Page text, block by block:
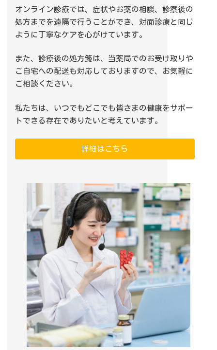
オンライン診療では、症状やお薬の相談、診察後の
処方までを遠隔で行うことができ、対面診療と同じ
ように丁寧なケアを心がけています。
また、診療後の処方箋は、当薬局でのお受け取りや
ご自宅への配送も対応しておりますので、お気軽に
ご相談ください。
私たちは、いつでもどこでも皆さまの健康をサポー
トできる存在でありたいと考えています。
詳細はこちら